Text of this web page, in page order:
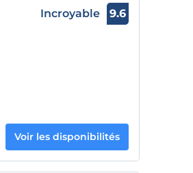
Incroyable 9.6
Voir les disponibilités